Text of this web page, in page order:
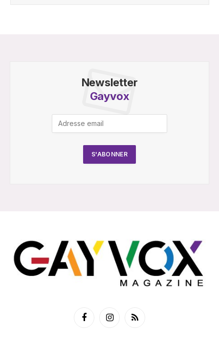
Newsletter
Gayvox
FacebookInstagramRSS